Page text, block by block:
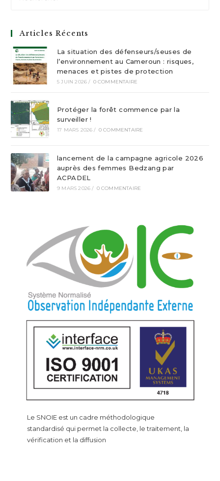
Articles Récents
La situation des défenseurs/seuses de
l’environnement au Cameroun : risques,
menaces et pistes de protection
5 JUIN 2026 / 0 COMMENTAIRE
Protéger la forêt commence par la
surveiller !
17 MARS 2026 / 0 COMMENTAIRE
lancement de la campagne agricole 2026
auprès des femmes Bedzang par
ACPADEL
9 MARS 2026 / 0 COMMENTAIRE
Le SNOIE est un cadre méthodologique
standardisé qui permet la collecte, le traitement, la
vérification et la diffusion